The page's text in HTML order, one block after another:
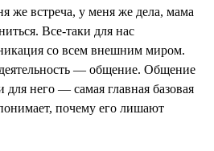
же встреча, у меня же дела, мама
Все-таки для нас
со всем внешним миром.
— общение. Общение
для него — самая главная базовая
почему его лишают